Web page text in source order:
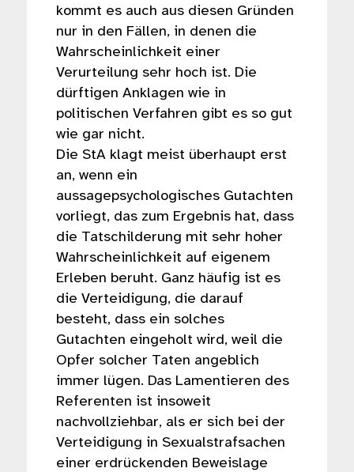
kommt es auch aus diesen Gründen
nur in den Fällen, in denen die
Wahrscheinlichkeit einer
Verurteilung sehr hoch ist. Die
dürftigen Anklagen wie in
politischen Verfahren gibt es so gut
wie gar nicht.
Die StA klagt meist überhaupt erst
an, wenn ein
aussagepsychologisches Gutachten
vorliegt, das zum Ergebnis hat, dass
die Tatschilderung mit sehr hoher
Wahrscheinlichkeit auf eigenem
Erleben beruht. Ganz häufig ist es
die Verteidigung, die darauf
besteht, dass ein solches
Gutachten eingeholt wird, weil die
Opfer solcher Taten angeblich
immer lügen. Das Lamentieren des
Referenten ist insoweit
nachvollziehbar, als er sich bei der
Verteidigung in Sexualstrafsachen
einer erdrückenden Beweislage